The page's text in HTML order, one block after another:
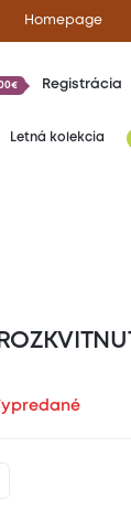
Homepage
Registrácia
Letná kolekcia